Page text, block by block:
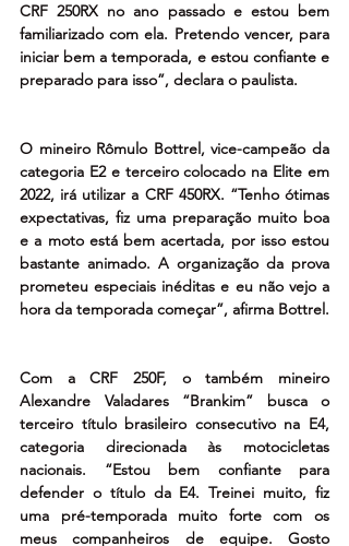
CRF 250RX no ano passado e estou bem
familiarizado com ela. Pretendo vencer, para
iniciar bem a temporada, e estou confiante e
preparado para isso”, declara o paulista.
O mineiro Rômulo Bottrel, vice-campeão da
categoria E2 e terceiro colocado na Elite em
2022, irá utilizar a CRF 450RX. “Tenho ótimas
expectativas, fiz uma preparação muito boa
e a moto está bem acertada, por isso estou
bastante animado. A organização da prova
prometeu especiais inéditas e eu não vejo a
Com a CRF 250F, o também mineiro
Alexandre Valadares “Brankim” busca o
terceiro título brasileiro consecutivo na E4,
categoria direcionada às motocicletas
nacionais. “Estou bem confiante para
defender o título da E4. Treinei muito, fiz
uma pré-temporada muito forte com os
meus companheiros de equipe. Gosto